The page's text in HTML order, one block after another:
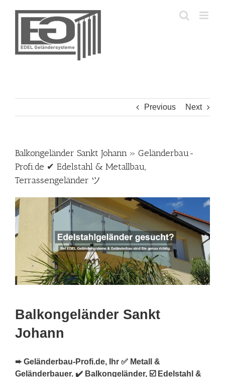
Previous Next
Balkongeländer Sankt Johann » Geländerbau-
Profi.de ✔ Edelstahl & Metallbau,
Terrassengeländer ツ
Balkongeländer Sankt
Johann
➨ Geländerbau-Profi.de, Ihr ✅ Metall &
Geländerbauer. ✔️ Balkongeländer, ☑️ Edelstahl &